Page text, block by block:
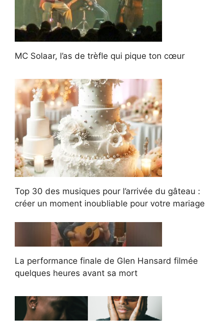
MC Solaar, l’as de trèfle qui pique ton cœur
Top 30 des musiques pour l’arrivée du gâteau :
créer un moment inoubliable pour votre mariage
La performance finale de Glen Hansard filmée
quelques heures avant sa mort